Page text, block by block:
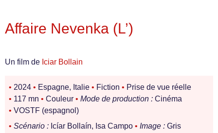
Affaire Nevenka (L’)
Un film de Iciar Bollain
• 2024 • Espagne, Italie • Fiction • Prise de vue réelle
• 117 mn • Couleur • Mode de production : Cinéma
• VOSTF (espagnol)
• Scénario : Icíar Bollaín, Isa Campo • Image : Gris